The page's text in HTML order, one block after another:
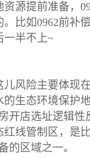
资源提前准备，
比如0962前补
一半不上~
儿风险主要体现
的生态环境保护
址逻辑性反
红线管制区，是
域之一。